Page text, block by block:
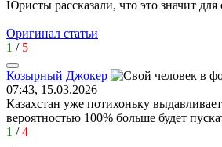
Юристы рассказали, что это значит для
Оригинал статьи
1 / 5
Козырный Джокер
07:43, 15.03.2026
Казахстан уже потихоньку
вероятностью 100% больше будет
1 /4